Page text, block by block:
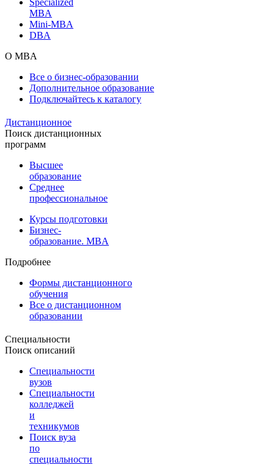
MBA
Mini-MBA
DBA
О MBA
Все о бизнес-образовании
Дополнительное образование
Подключайтесь к каталогу
Дистанционное
Поиск дистанционных
программ
Высшее
образование
Среднее
профессиональное
Курсы подготовки
Бизнес-
образование. MBA
Подробнее
Формы дистанционного
обучения
Все о дистанционном
образовании
Специальности
Поиск описаний
Специальности
вузов
Специальности
колледжей
и
техникумов
Поиск вуза
по
специальности